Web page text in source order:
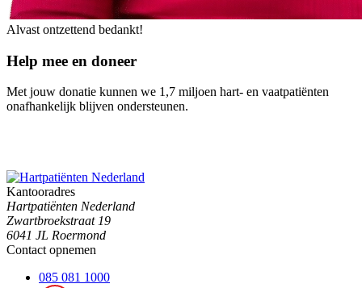
Alvast ontzettend bedankt!
Help mee en doneer
Met jouw donatie kunnen we 1,7 miljoen hart- en vaatpatiënten
onafhankelijk blijven ondersteunen.
Kantooradres
Hartpatiënten Nederland
Zwartbroekstraat 19
6041 JL Roermond
Contact opnemen
085 081 1000